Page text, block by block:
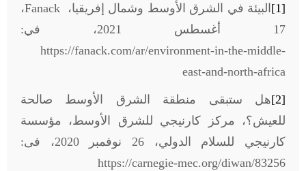
[1] البيئة في الشرق الأوسط وشمال إفريقيا، Fanack،
17 أغسطس 2021، في:
https://fanack.com/ar/environment-in-the-middle-
east-and-north-africa
[2]هل ستبقى منطقة الشرق الأوسط صالحة
للعيش؟، مركز كارنيجي للشرق الأوسط، مؤسسة
كارنيجي للسلام الدولي، 26 نوفمبر 2020، فى:
https://carnegie-mec.org/diwan/83256